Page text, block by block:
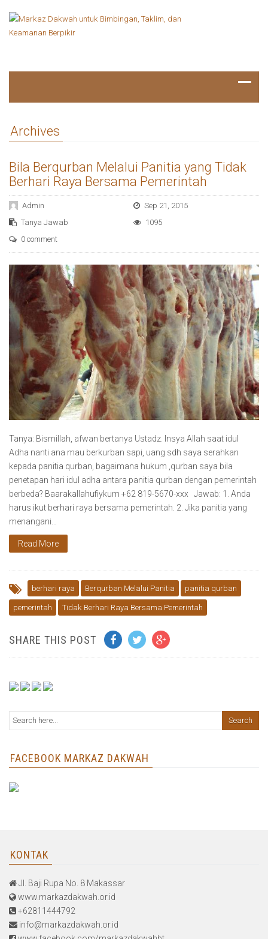
Archives
Bila Berqurban Melalui Panitia yang Tidak
Berhari Raya Bersama Pemerintah
Admin
Sep 21, 2015
Tanya Jawab
1095
0 comment
Tanya: Bismillah, afwan bertanya Ustadz. Insya Allah saat idul
Adha nanti ana mau berkurban sapi, uang sdh saya serahkan
kepada panitia qurban, bagaimana hukum ,qurban saya bila
penetapan hari idul adha antara panitia qurban dengan pemerintah
berbeda? Baarakallahufiykum +62 819-5670-xxx Jawab: 1. Anda
harus ikut berhari raya bersama pemerintah. 2. Jika panitia yang
menangani…
Read More
berhari raya Berqurban Melalui Panitia panitia qurban
pemerintah Tidak Berhari Raya Bersama Pemerintah
SHARE THIS POST
FACEBOOK MARKAZ DAKWAH
KONTAK
Jl. Baji Rupa No. 8 Makassar
www.markazdakwah.or.id
+62811444792
info@markazdakwah.or.id